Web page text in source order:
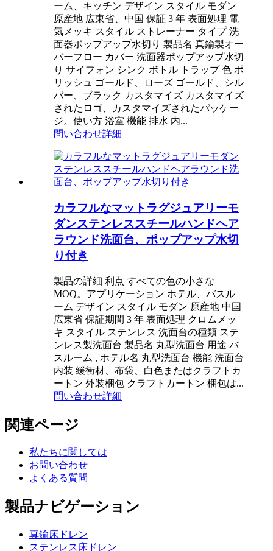
ーム、キッチン デザイン スタイル モダン
原産地 広東省、中国 保証 3 年 表面処理 電
気メッキ スタイル ストレーナー タイプ 洗
面器ポップアップ水切り 製品名 真鍮製オー
バーフロー カバー 洗面器ポップアップ水切
り サイフォン シンク ボトル トラップ 色 ポ
リッシュ ゴールド、ローズ ゴールド、シル
バー、ブラック カスタマイズ カスタマイズ
されたロゴ、カスタマイズされたパッケー
ジ。使い方 浴室 機能 排水 内...
問い合わせ詳細
カラフルなマットラグジュアリーモ
ダンステンレススチールハンドヘア
ラウンド洗面台、ポップアップ水切
り付き
製品の詳細 利点 すべての色の小さな
MOQ。アプリケーション ホテル、バスル
ーム デザイン スタイル モダン 原産地 中国
広東省 保証期間 3 年 表面処理 クロムメッ
キ スタイル ステンレス 洗面台の種類 ステ
ンレス製洗面台 製品名 丸型洗面台 用途 バ
スルーム , ホテル名 丸型洗面台 機能 洗面台
内装 緩衝材、布袋、白色またはクラフトカ
ートン 外装梱包 クラフトカートン 梱包は...
問い合わせ詳細
関連ページ
私たちに関しては
お問い合わせ
よくある質問
製品ナビゲーション
真鍮床ドレン
ステンレス床ドレン